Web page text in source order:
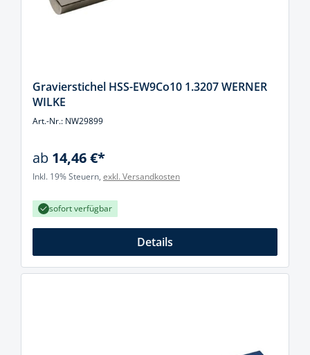
Gravierstichel HSS-EW9Co10 1.3207 WERNER
WILKE
Art.-Nr.: NW29899
ab 14,46 €*
Inkl. 19% Steuern, exkl. Versandkosten
sofort verfügbar
Details